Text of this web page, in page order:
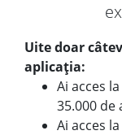
Uite doar
aplicația:
Ai acces
35.000 de
Ai acces